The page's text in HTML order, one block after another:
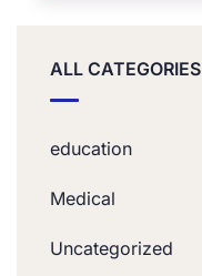
ALL CATEGORIES
education
Medical
Uncategorized